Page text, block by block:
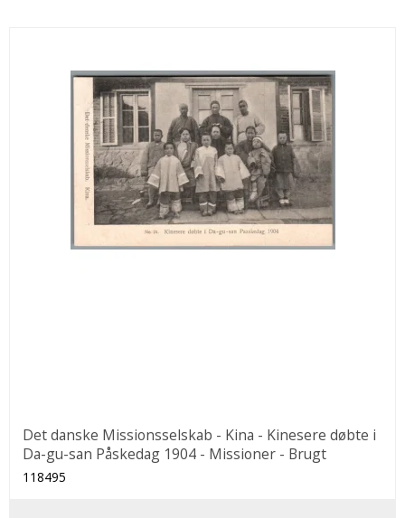
Det danske Missionsselskab - Kina - Kinesere døbte i
Da-gu-san Påskedag 1904 - Missioner - Brugt
118495